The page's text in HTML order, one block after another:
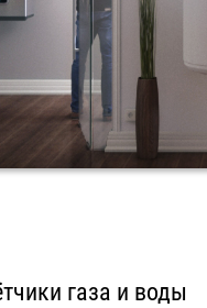
газа и воды